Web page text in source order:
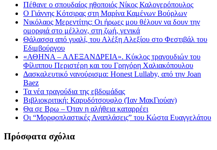
Πέθανε ο σπουδαίος ηθοποιός Νίκος Καλογερόπουλος
Ο Γιάννης Κότσιρας στη Μαρίνα Καμένων Βούρλων
Νικόλαος Μερεντίτης: Οι ήρωες μου θέλουν να δουν την
ομορφιά στο μέλλον, στη ζωή, γενικά
Θάλασσα από γυαλί, του Αλέξη Αλεξίου στο Φεστιβάλ του
Εδιμβούργου
«ΑΘΗΝΑ – ΑΛΕΞΑΝΔΡΕΙΑ». Κύκλος τραγουδιών του
Φίλιππου Περιστέρη και του Γρηγόρη Χαλιακόπουλου
Δασκαλευτικό νανούρισμα: Honest Lullaby, από την Joan
Baez
Τα νέα τραγούδια της εβδομάδας
Βιβλιοκριτική: Καρυδότσουφλο (Ίαν ΜακΓιούαν)
Θα σε Βρω – Όταν η αλήθεια καταρρέει
Οι “Μορφοπλαστικές Αναπλάσεις” του Κώστα Ευαγγελάτου
Πρόσφατα σχόλια